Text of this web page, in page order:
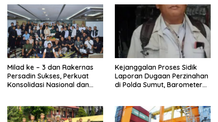
Milad ke – 3 dan Rakernas
Persadin Sukses, Perkuat
Konsolidasi Nasional dan
Kejanggalan Proses Sidik
Laporan Dugaan Perzinahan
di Polda Sumut, Barometer